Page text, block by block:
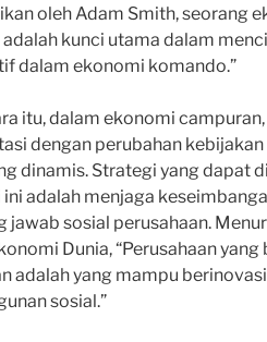
oleh Adam Smith, seorang
kunci utama dalam
dalam ekonomi komando.”
itu, dalam ekonomi
dengan perubahan
dinamis. Strategi yang dapat
adalah menjaga
jawab sosial perusahaan.
Dunia, “Perusahaan
adalah yang mampu
sosial.”